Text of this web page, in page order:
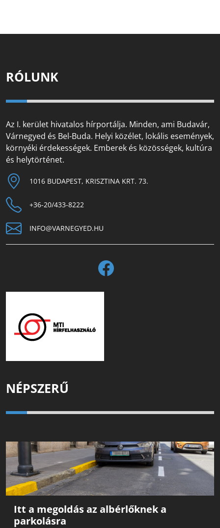
RÓLUNK
Az I. kerület hivatalos hírportálja. Minden, ami Budavár,
Várnegyed és Bel-Buda. Helyi közélet, lokális események,
környéki érdekességek. Emberek és közösségek, kultúra
és helytörténet.
1016 BUDAPEST, KRISZTINA KRT. 73.
+36-20/433-8222
INFO@VARNEGYED.HU
NÉPSZERŰ
Itt a megoldás az albérlőknek a
parkolásra